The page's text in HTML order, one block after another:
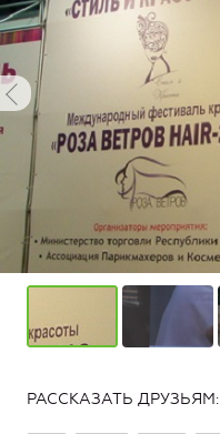
РАССКАЗАТЬ ДРУЗЬЯМ: